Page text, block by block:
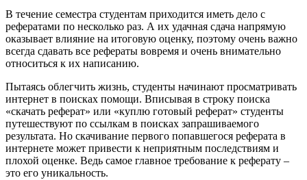
В течение семестра студентам приходится иметь дело с
рефератами по несколько раз. А их удачная сдача напрямую
оказывает влияние на итоговую оценку, поэтому очень важно
всегда сдавать все рефераты вовремя и очень внимательно
относиться к их написанию.
Пытаясь облегчить жизнь, студенты начинают просматривать
интернет в поисках помощи. Вписывая в строку поиска
«скачать реферат» или «куплю готовый реферат» студенты
путешествуют по ссылкам в поисках запрашиваемого
результата. Но скачивание первого попавшегося реферата в
интернете может привести к неприятным последствиям и
плохой оценке. Ведь самое главное требование к реферату –
это его уникальность.